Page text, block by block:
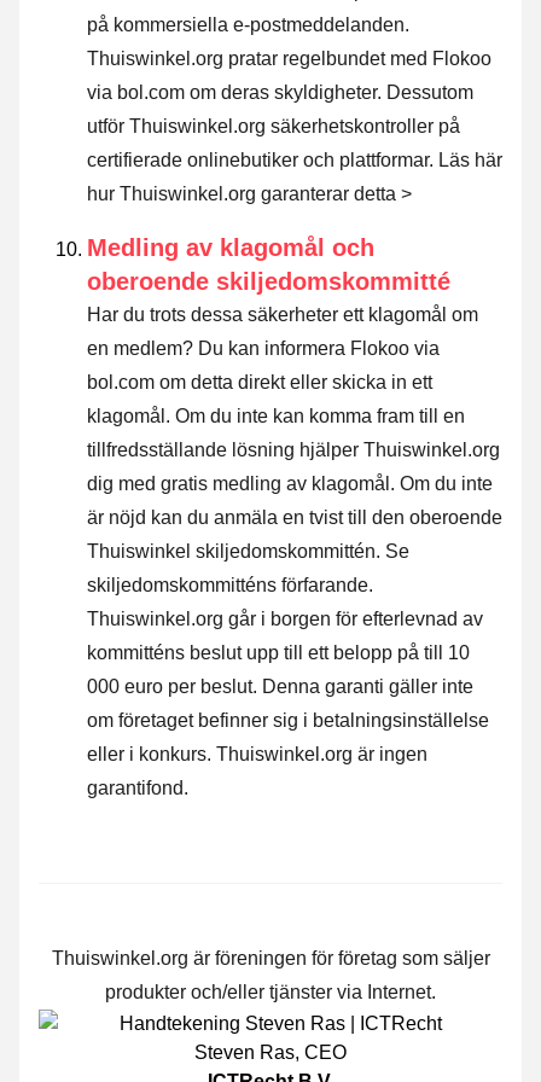
på kommersiella e-postmeddelanden.
Thuiswinkel.org pratar regelbundet med Flokoo
via bol.com om deras skyldigheter. Dessutom
utför Thuiswinkel.org säkerhetskontroller på
certifierade onlinebutiker och plattformar. Läs här
hur Thuiswinkel.org garanterar detta >
Medling av klagomål och
oberoende skiljedomskommitté
Har du trots dessa säkerheter ett klagomål om
en medlem? Du kan informera Flokoo via
bol.com om detta direkt eller skicka in ett
klagomål . Om du inte kan komma fram till en
tillfredsställande lösning hjälper Thuiswinkel.org
dig med gratis medling av klagomål. Om du inte
är nöjd kan du anmäla en tvist till den oberoende
Thuiswinkel skiljedomskommittén. Se
skiljedomskommitténs förfarande.
Thuiswinkel.org går i borgen för efterlevnad av
kommitténs beslut upp till ett belopp på till 10
000 euro per beslut. Denna garanti gäller inte
om företaget befinner sig i betalningsinställelse
eller i konkurs. Thuiswinkel.org är ingen
garantifond.
Thuiswinkel.org är föreningen för företag som säljer
produkter och/eller tjänster via Internet.
Steven Ras, CEO